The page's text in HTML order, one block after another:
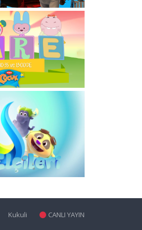
Kukuli CANLI YAYIN